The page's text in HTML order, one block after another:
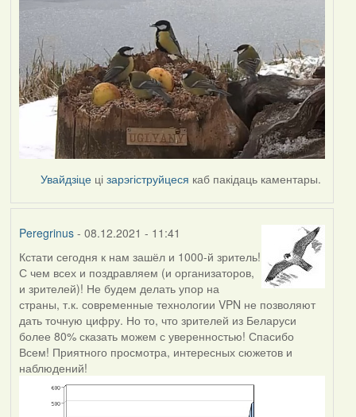
Увайдзіце цізарэгіструйцеся каб пакідаць каментары.
Peregrinus- 08.12.2021 - 11:41
Кстати сегодня к нам зашёл и 1000-й зритель!
С чем всех и поздравляем (и организаторов,
и зрителей)! Не будем делать упор на
страны, т.к. современные технологии VPN не позволяют
дать точную цифру. Но то, что зрителей из Беларуси
более 80% сказать можем с уверенностью! Спасибо
Всем! Приятного просмотра, интересных сюжетов и
наблюдений!